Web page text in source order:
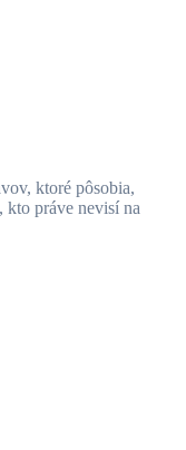
ktoré pôsobia,
práve nevisí na